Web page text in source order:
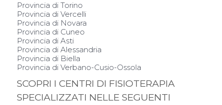
Provincia di Torino
Provincia di Vercelli
Provincia di Novara
Provincia di Cuneo
Provincia di Asti
Provincia di Alessandria
Provincia di Biella
Provincia di Verbano-Cusio-Ossola
SCOPRI I CENTRI DI FISIOTERAPIA
SPECIALIZZATI NELLE SEGUENTI